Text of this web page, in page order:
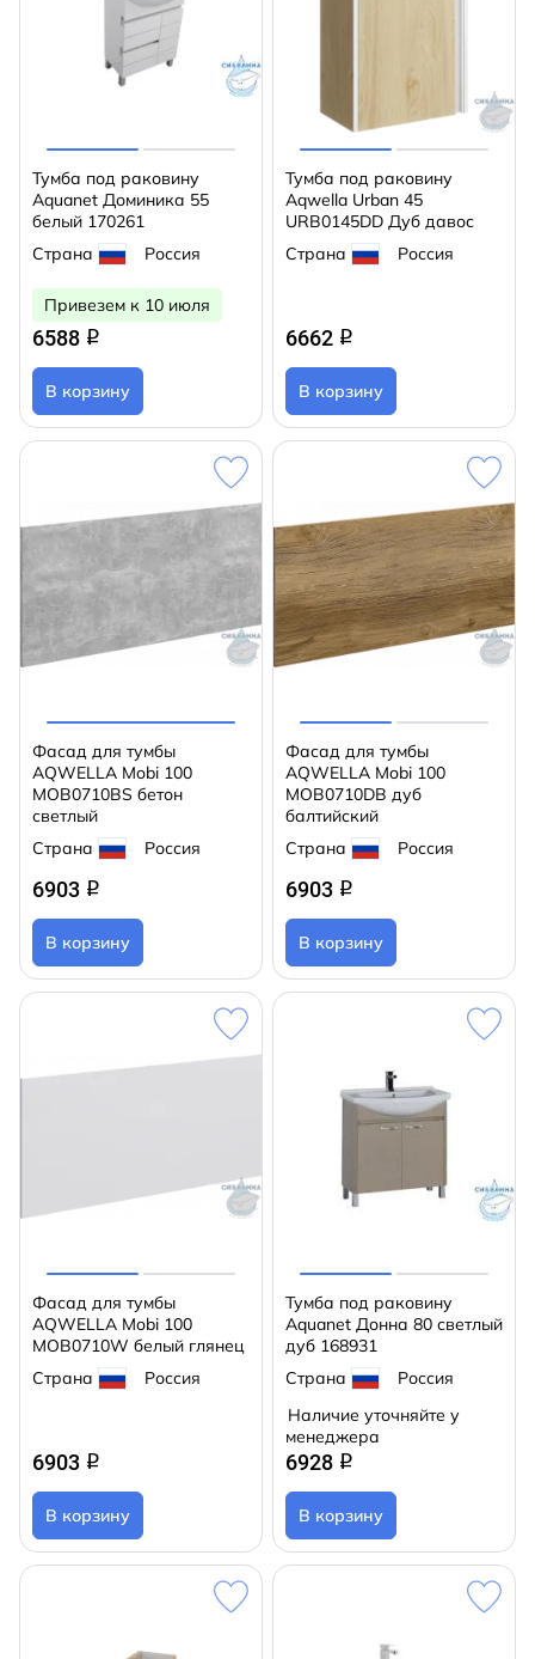
Тумба под раковину
Aquanet Доминика 55
белый 170261
Страна
Россия
Привезем к 10 июля
6588 q
В корзину
Тумба под раковину
Aqwella Urban 45
URB0145DD Дуб давос
Страна
Россия
6662 q
В корзину
Фасад для тумбы
AQWELLA Mobi 100
MOB0710BS бетон
светлый
Страна
Россия
6903 q
В корзину
Фасад для тумбы
AQWELLA Mobi 100
MOB0710DB дуб
балтийский
Страна
Россия
6903 q
В корзину
Фасад для тумбы
AQWELLA Mobi 100
MOB0710W белый глянец
Страна
Россия
6903 q
В корзину
Тумба под раковину
Aquanet Донна 80 светлый
дуб 168931
Страна
Россия
Наличие уточняйте у
менеджера
6928 q
В корзину